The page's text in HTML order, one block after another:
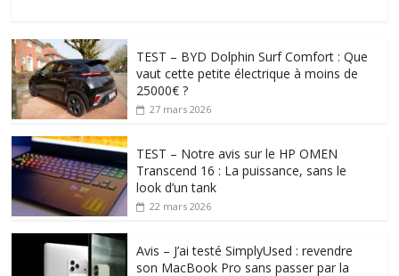
TEST – BYD Dolphin Surf Comfort : Que
vaut cette petite électrique à moins de
25000€ ?
27 mars 2026
TEST – Notre avis sur le HP OMEN
Transcend 16 : La puissance, sans le
look d’un tank
22 mars 2026
Avis – J’ai testé SimplyUsed : revendre
son MacBook Pro sans passer par la